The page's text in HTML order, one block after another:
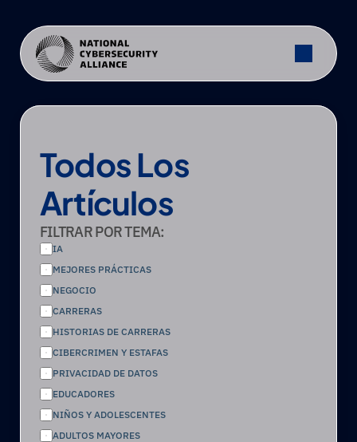
Todos Los
Artículos
FILTRAR POR TEMA:
IA
MEJORES PRÁCTICAS
NEGOCIO
CARRERAS
HISTORIAS DE CARRERAS
CIBERCRIMEN Y ESTAFAS
PRIVACIDAD DE DATOS
EDUCADORES
NIÑOS Y ADOLESCENTES
ADULTOS MAYORES